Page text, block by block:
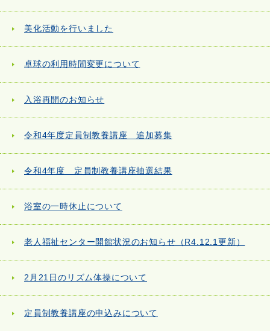
美化活動を行いました
卓球の利用時間変更について
入浴再開のお知らせ
令和4年度定員制教養講座 追加募集
令和4年度 定員制教養講座抽選結果
浴室の一時休止について
老人福祉センター開館状況のお知らせ（R4.12.1更新）
2月21日のリズム体操について
定員制教養講座の申込みについて